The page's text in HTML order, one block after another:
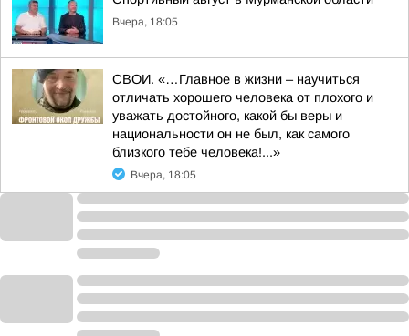
Вчера, 18:05
СВОИ. «…Главное в жизни – научиться
отличать хорошего человека от плохого и
уважать достойного, какой бы веры и
национальности он не был, как самого
близкого тебе человека!...»
Вчера, 18:05